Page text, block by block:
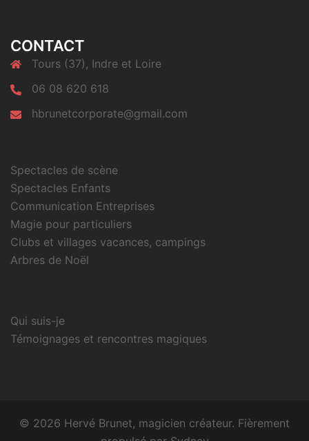
CONTACT
Tours (37), Indre et Loire
06 08 620 618
hbrunetcorporate@gmail.com
Spectacles de scène
Spectacles Enfants
Communication Entreprises
Magie pour particuliers
Clubs et villages vacances, campings
Arbres de Noël
Qui suis-je
Témoignages et rencontres magiques
© 2026 Hervé Brunet, magicien créateur. Fièrement